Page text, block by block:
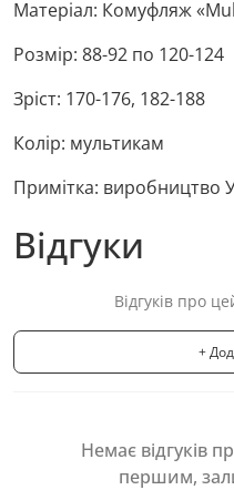
Матеріал: Комуфляж
Розмір: 88-92 по 120-124
Зріст: 170-176, 182-188
Колір: мультикам
Примітка: виробництво
Відгуки
Відгуків про
+
Немає відгуків
першим,